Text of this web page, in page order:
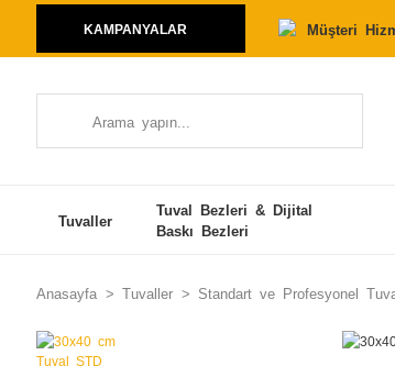
KAMPANYALAR Müşteri
Tuvaller
Tuval Bezleri & Dijital
Baskı Bezleri
Anasayfa Tuvaller Standart ve Profesyonel